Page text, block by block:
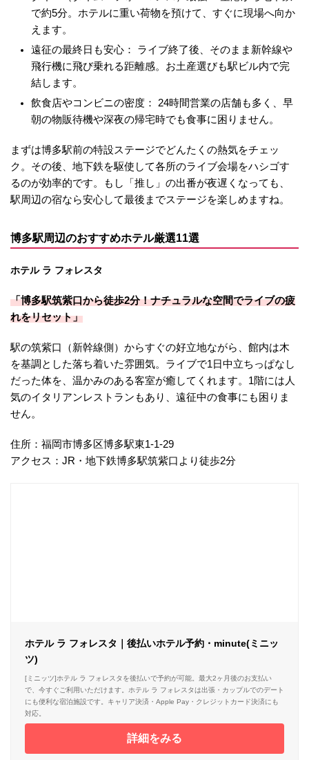
で約5分。ホテルに重い荷物を預けて、すぐに現場へ向か
えます。
遠征の最終日も安心： ライブ終了後、そのまま新幹線や
飛行機に飛び乗れる距離感。お土産選びも駅ビル内で完
結します。
飲食店やコンビニの密度： 24時間営業の店舗も多く、早
朝の物販待機や深夜の帰宅時でも食事に困りません。
まずは博多駅前の特設ステージでどんたくの熱気をチェッ
ク。その後、地下鉄を駆使して各所のライブ会場をハシゴす
るのが効率的です。もし「推し」の出番が夜遅くなっても、
駅周辺の宿なら安心して最後までステージを楽しめますね。
博多駅周辺のおすすめホテル厳選11選
ホテル ラ フォレスタ
「博多駅筑紫口から徒歩2分！ナチュラルな空間でライブの疲
れをリセット」
駅の筑紫口（新幹線側）からすぐの好立地ながら、館内は木
を基調とした落ち着いた雰囲気。ライブで1日中立ちっぱなし
だった体を、温かみのある客室が癒してくれます。1階には人
気のイタリアンレストランもあり、遠征中の食事にも困りま
せん。
住所：福岡市博多区博多駅東1-1-29
アクセス：JR・地下鉄博多駅筑紫口より徒歩2分
ホテル ラ フォレスタ｜後払いホテル予約・minute(ミニッ
ツ)
[ミニッツ]ホテル ラ フォレスタを後払いで予約が可能。最大2ヶ月後のお支払い
で、今すぐご利用いただけます。ホテル ラ フォレスタは出張・カップルでのデート
にも便利な宿泊施設です。キャリア決済・Apple Pay・クレジットカード決済にも
対応。
詳細をみる